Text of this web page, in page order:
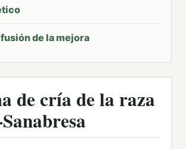
de la mejora
de cría de la raza